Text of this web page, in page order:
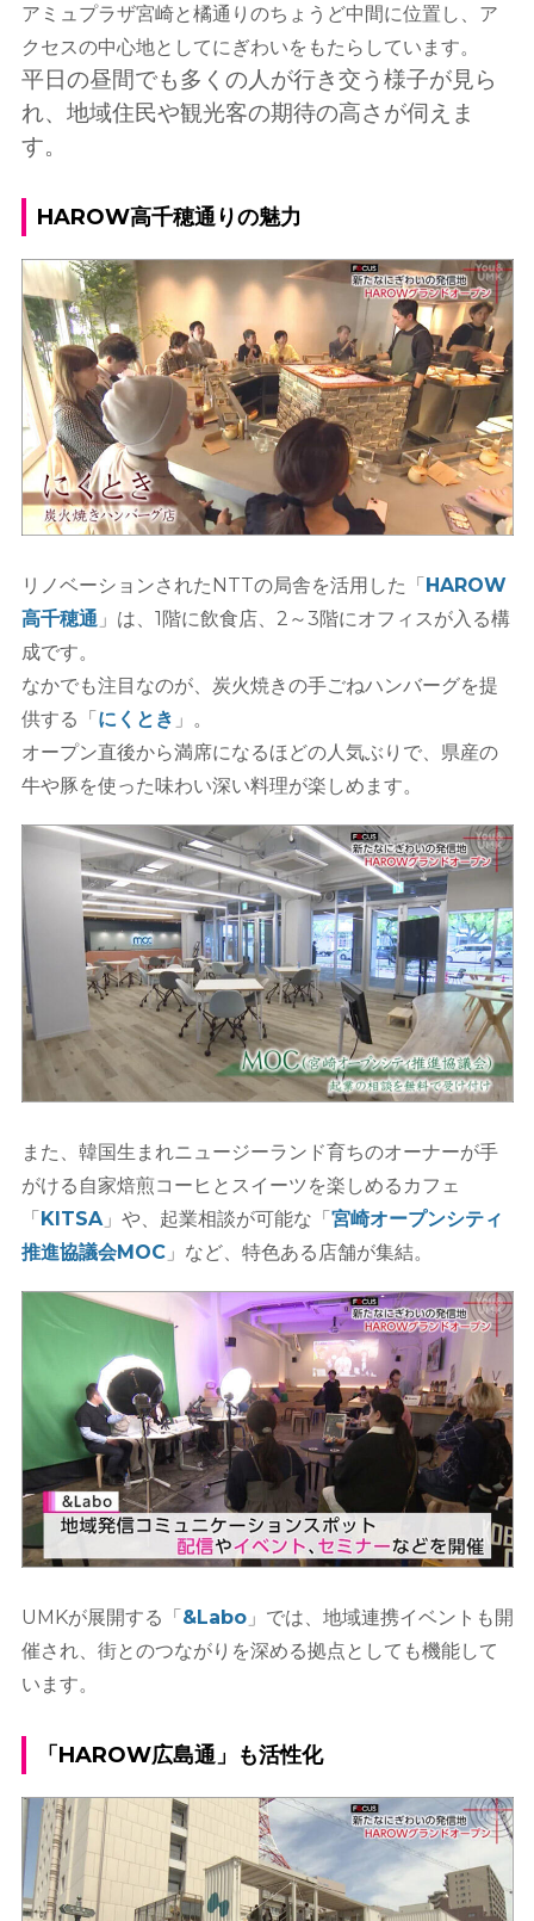
アミュプラザ宮崎と橘通りのちょうど中間に位置し、ア
クセスの中心地としてにぎわいをもたらしています。
平日の昼間でも多くの人が行き交う様子が見ら
れ、地域住民や観光客の期待の高さが伺えま
す。
HAROW高千穂通りの魅力
リノベーションされたNTTの局舎を活用した「 HAROW
高千穂通」は、1階に飲食店、2～3階にオフィスが入る構
成です。
なかでも注目なのが、炭火焼きの手ごねハンバーグを提
供する「 にくとき 」。
オープン直後から満席になるほどの人気ぶりで、県産の
牛や豚を使った味わい深い料理が楽しめます。
また、韓国生まれニュージーランド育ちのオーナーが手
がける自家焙煎コーヒとスイーツを楽しめるカフェ
「KITSA」や、起業相談が可能な「宮崎オープンシティ
推進協議会MOC」など、特色ある店舗が集結。
UMKが展開する「 &Labo」では、地域連携イベントも開
催され、街とのつながりを深める拠点としても機能して
います。
「HAROW広島通」も活性化